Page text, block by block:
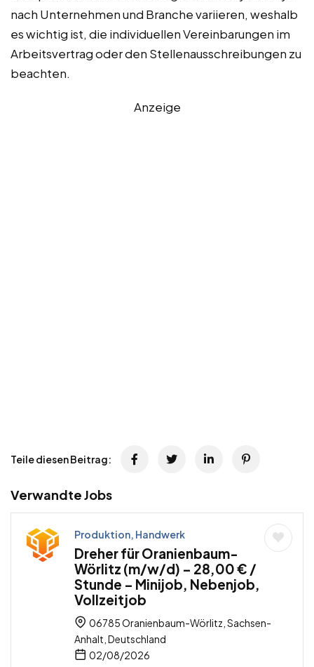
nach Unternehmen und Branche variieren, weshalb
es wichtig ist, die individuellen Vereinbarungen im
Arbeitsvertrag oder den Stellenausschreibungen zu
beachten.
Anzeige
Teile diesen Beitrag:
Verwandte Jobs
Produktion, Handwerk
Dreher für Oranienbaum-
Wörlitz (m/w/d) – 28,00 € /
Stunde – Minijob, Nebenjob,
Vollzeitjob
06785 Oranienbaum-Wörlitz, Sachsen-
Anhalt, Deutschland
02/08/2026